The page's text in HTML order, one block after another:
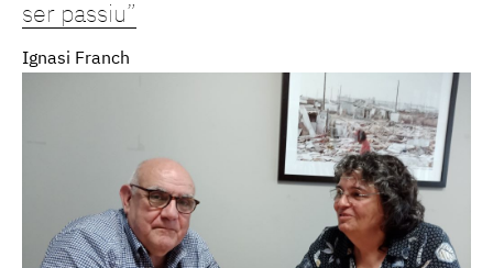
ser passiu”
Ignasi Franch